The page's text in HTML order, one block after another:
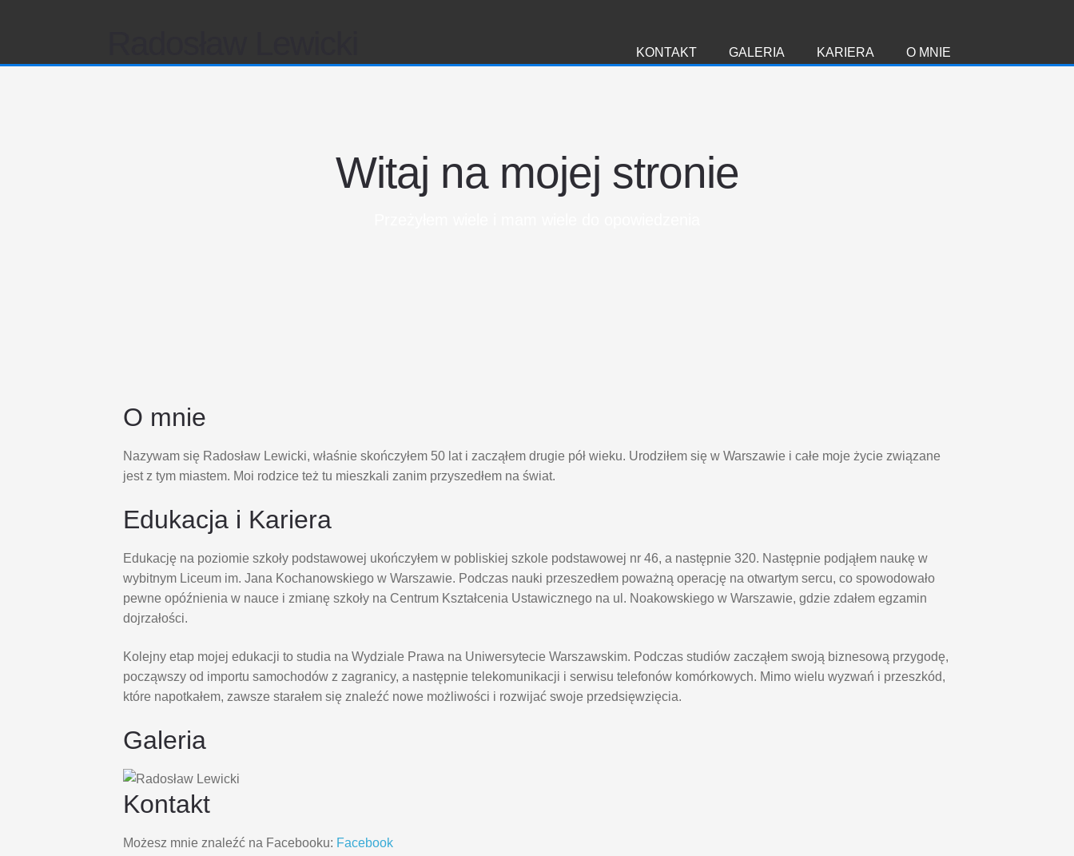
O MNIE
KARIERA
GALERIA
KONTAKT
Witaj na mojej stronie
O mnie
Nazywam się Radosław Lewicki, właśnie skończyłem 50 lat i zacząłem drugie pół wieku. Urodziłem się w Warszawie i całe moje życie związane
jest z tym miastem. Moi rodzice też tu mieszkali zanim przyszedłem na świat.
Edukacja i Kariera
Edukację na poziomie szkoły podstawowej ukończyłem w pobliskiej szkole podstawowej nr 46, a następnie 320. Następnie podjąłem naukę w
wybitnym Liceum im. Jana Kochanowskiego w Warszawie. Podczas nauki przeszedłem poważną operację na otwartym sercu, co spowodowało
pewne opóźnienia w nauce i zmianę szkoły na Centrum Kształcenia Ustawicznego na ul. Noakowskiego w Warszawie, gdzie zdałem egzamin
dojrzałości.
Kolejny etap mojej edukacji to studia na Wydziale Prawa na Uniwersytecie Warszawskim. Podczas studiów zacząłem swoją biznesową przygodę,
począwszy od importu samochodów z zagranicy, a następnie telekomunikacji i serwisu telefonów komórkowych. Mimo wielu wyzwań i przeszkód,
które napotkałem, zawsze starałem się znaleźć nowe możliwości i rozwijać swoje przedsięwzięcia.
Galeria
Kontakt
Możesz mnie znaleźć na Facebooku: Facebook